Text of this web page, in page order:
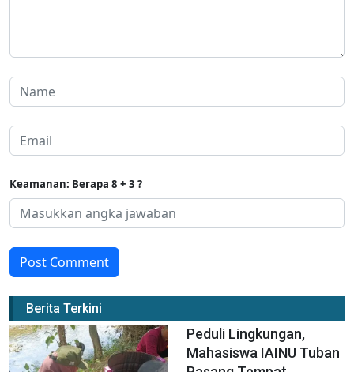
Keamanan: Berapa 8 + 3 ?
Post Comment
Berita Terkini
Peduli Lingkungan,
Mahasiswa IAINU Tuban